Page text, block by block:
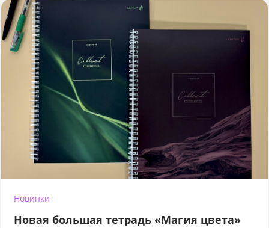
Новинки
Новая большая тетрадь «Магия цвета»